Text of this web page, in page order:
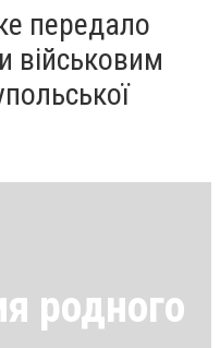
передало
військовим
родного